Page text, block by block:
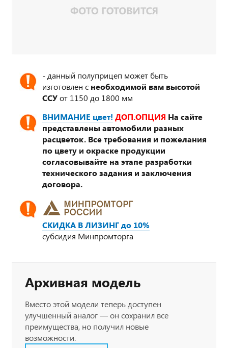
- данный полуприцеп может быть
изготовлен с необходимой вам высотой
ССУот 1150 до 1800 мм
ВНИМАНИЕ цвет! ДОП.ОПЦИЯ На сайте
представлены автомобили разных
расцветок. Все требования и пожелания
по цвету и окраске продукции
согласовывайте на этапе разработки
технического задания и заключения
договора.
СКИДКА В ЛИЗИНГ до 10%
субсидия Минпромторга
Архивная модель
Вместо этой модели теперь доступен
улучшенный аналог — он сохранил все
преимущества, но получил новые
возможности.